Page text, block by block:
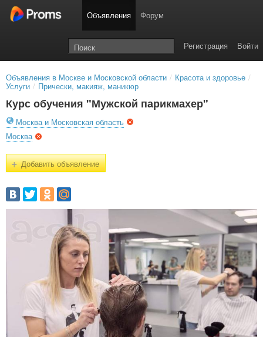
Объявления Форум
Войти
Регистрация
Объявления в Москве и Московской области / Красота и здоровье /
Услуги / Прически, макияж, маникюр
Курс обучения "Мужской парикмахер"
Москва и Московская область
Москва
+Добавить объявление